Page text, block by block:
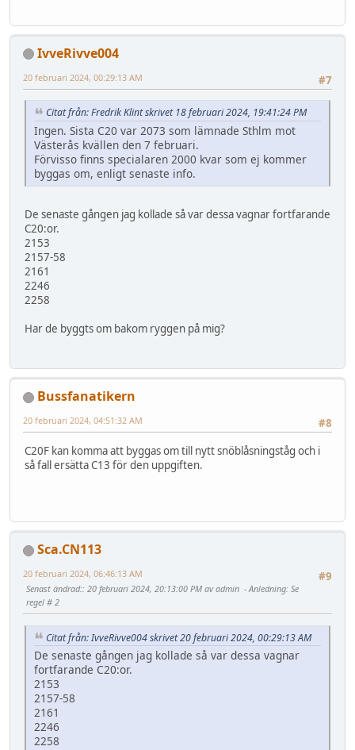
IvveRivve004
#7
20 februari 2024, 00:29:13 AM
Citat från: Fredrik Klint skrivet 18 februari 2024, 19:41:24 PM
Ingen. Sista C20 var 2073 som lämnade Sthlm mot
Västerås kvällen den 7 februari.
Förvisso finns specialaren 2000 kvar som ej kommer
byggas om, enligt senaste info.
De senaste gången jag kollade så var dessa vagnar fortfarande
C20:or.
2153
2157-58
2161
2246
2258
Har de byggts om bakom ryggen på mig?
Bussfanatikern
#8
20 februari 2024, 04:51:32 AM
C20F kan komma att byggas om till nytt snöblåsningståg och i
så fall ersätta C13 för den uppgiften.
Sca.CN113
#9
20 februari 2024, 06:46:13 AM
Senast ändrad:: 20 februari 2024, 20:13:00 PM av admin Anledning: Se
regel # 2
Citat från: IvveRivve004 skrivet 20 februari 2024, 00:29:13 AM
De senaste gången jag kollade så var dessa vagnar
fortfarande C20:or.
2153
2157-58
2161
2246
2258